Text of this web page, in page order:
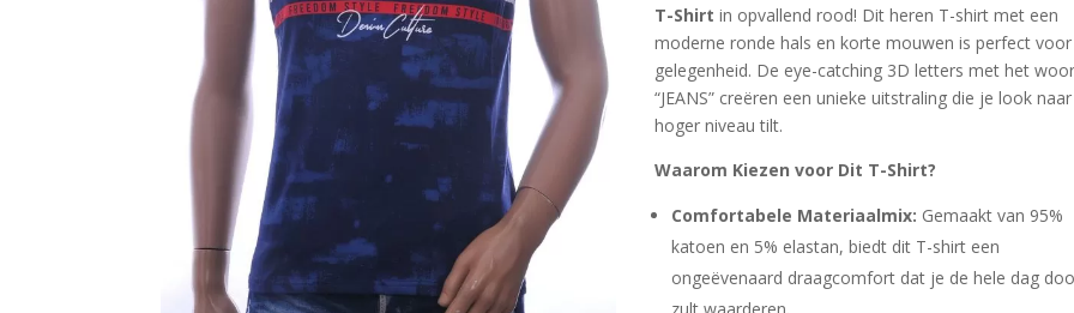
T-Shirt in opvallend rood! Dit heren T-shirt met een
moderne ronde hals en korte mouwen is perfect voor
gelegenheid. De eye-catching 3D letters met het
“JEANS” creëren een unieke uitstraling die je look
hoger niveau tilt.
Waarom Kiezen voor Dit T-Shirt?
Comfortabele Materiaalmix: Gemaakt van 95%
katoen en 5% elastan, biedt dit T-shirt een
ongeëvenaard draagcomfort dat je de hele dag
zult waarderen.